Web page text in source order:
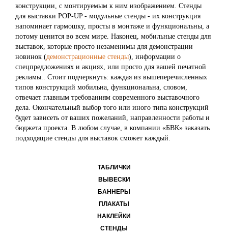
конструкции, с монтируемым к ним изображением. Стенды
для выставки POP-UP - модульные стенды - их конструкция
напоминает гармошку, просты в монтаже и функциональны, а
потому ценится во всем мире. Наконец, мобильные стенды для
выставок, которые просто незаменимы для демонстрации
новинок (демонстрационные стенды), информации о
спецпредложениях и акциях, или просто для вашей печатной
рекламы.. Стоит подчеркнуть: каждая из вышеперечисленных
типов конструкций мобильна, функциональна, словом,
отвечает главным требованиям современного выставочного
дела. Окончательный выбор того или иного типа конструкций
будет зависеть от ваших пожеланий, направленности работы и
бюджета проекта. В любом случае, в компании «БВК» заказать
подходящие стенды для выставок сможет каждый.
ТАБЛИЧКИ
ВЫВЕСКИ
БАННЕРЫ
ПЛАКАТЫ
НАКЛЕЙКИ
СТЕНДЫ